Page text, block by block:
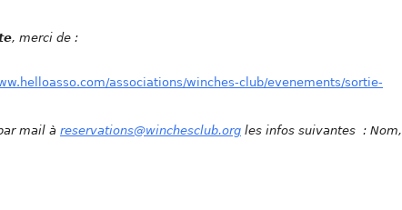
, merci de :
associations/winches-club/evenements/sortie-
mail à reservations@winchesclub.org les infos suivantes : Nom,